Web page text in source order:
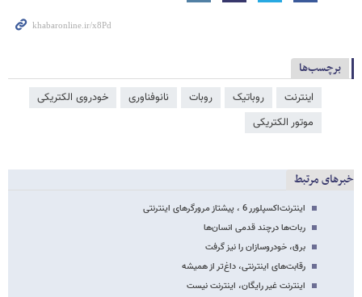
برچسب‌ها
اینترنت روباتیک روبات نانوفناوری
خودروی الکتریکی
موتور الکتریکی
خبرهای مرتبط
اینترنت‌اکسپلورر 6 ، پیشتاز مرورگرهای اینترنتی
ربات‌ها درچند قدمی انسان‌ها
برق، خودروسازان را نیز گرفت
رقابت‌های اینترنتی، داغ‌تر از همیشه
اینترنت غیر رایگان، اینترنت نیست